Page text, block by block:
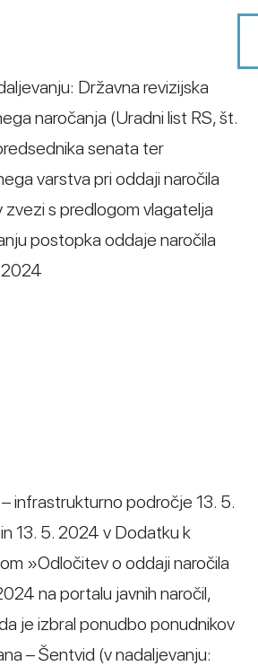
Državna revizijska
naročanja (Uradni list RS, št.
senata ter
varstva pri oddaji naročila
s predlogom vlagatelja
postopka oddaje naročila
2024
infrastrukturno področje 13. 5.
13. 5. 2024 v Dodatku k
»Odločitev o oddaji naročila
na portalu javnih naročil,
je izbral ponudbo ponudnikov
– Šentvid (v nadaljevanju: